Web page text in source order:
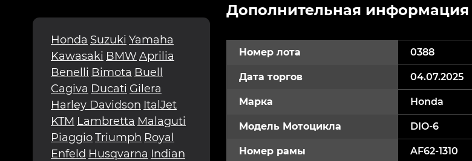
Honda Suzuki Yamaha
Kawasaki BMWAprilia
Benelli Bimota Buell
Cagiva Ducati Gilera
Harley Davidson ItalJet
KTM Lambretta Malaguti
PiaggioTriumph Royal
Enfeld Husqvarna Indian
Дополнительная информация
Номер лота 0388
Дата торгов 04.07.2025
Марка Honda
Модель Мотоцикла DIO-6
Номер рамы AF62-1310